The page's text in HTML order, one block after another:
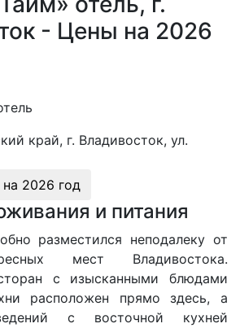
- Цены на 2026
край, г. Владивосток, ул.
2026 год
и питания
разместился неподалеку от
мест Владивостока.
с изысканными блюдами
расположен прямо здесь, а
с восточной кухней